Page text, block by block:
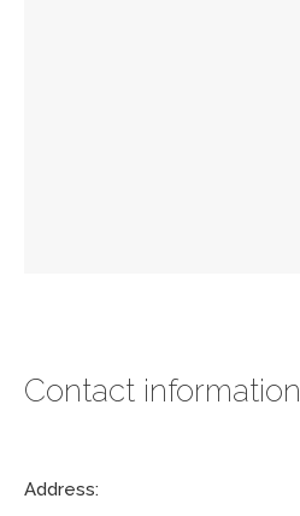
Contact information
Address: